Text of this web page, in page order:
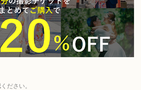
ださい。